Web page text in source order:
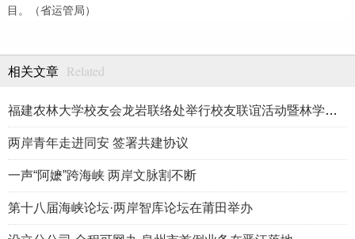
目。（省运管局）
相关文章 Related
福建农林大学校友会龙岩联络处举行校友联谊活动暨林学、生物医药
两岸青年走进同安 签署共建协议
一声“阿嬷”跨海峡 两岸文脉割不断
第十八届海峡论坛·两岸智库论坛在莆田举办